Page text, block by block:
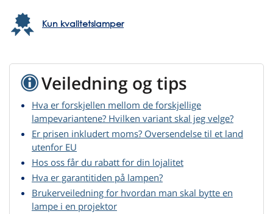
Kun kvalitetslamper
Veiledning og tips
Hva er forskjellen mellom de forskjellige
lampevariantene? Hvilken variant skal jeg velge?
Er prisen inkludert moms? Oversendelse til et land
utenfor EU
Hos oss får du rabatt for din lojalitet
Hva er garantitiden på lampen?
Brukerveiledning for hvordan man skal bytte en
lampe i en projektor